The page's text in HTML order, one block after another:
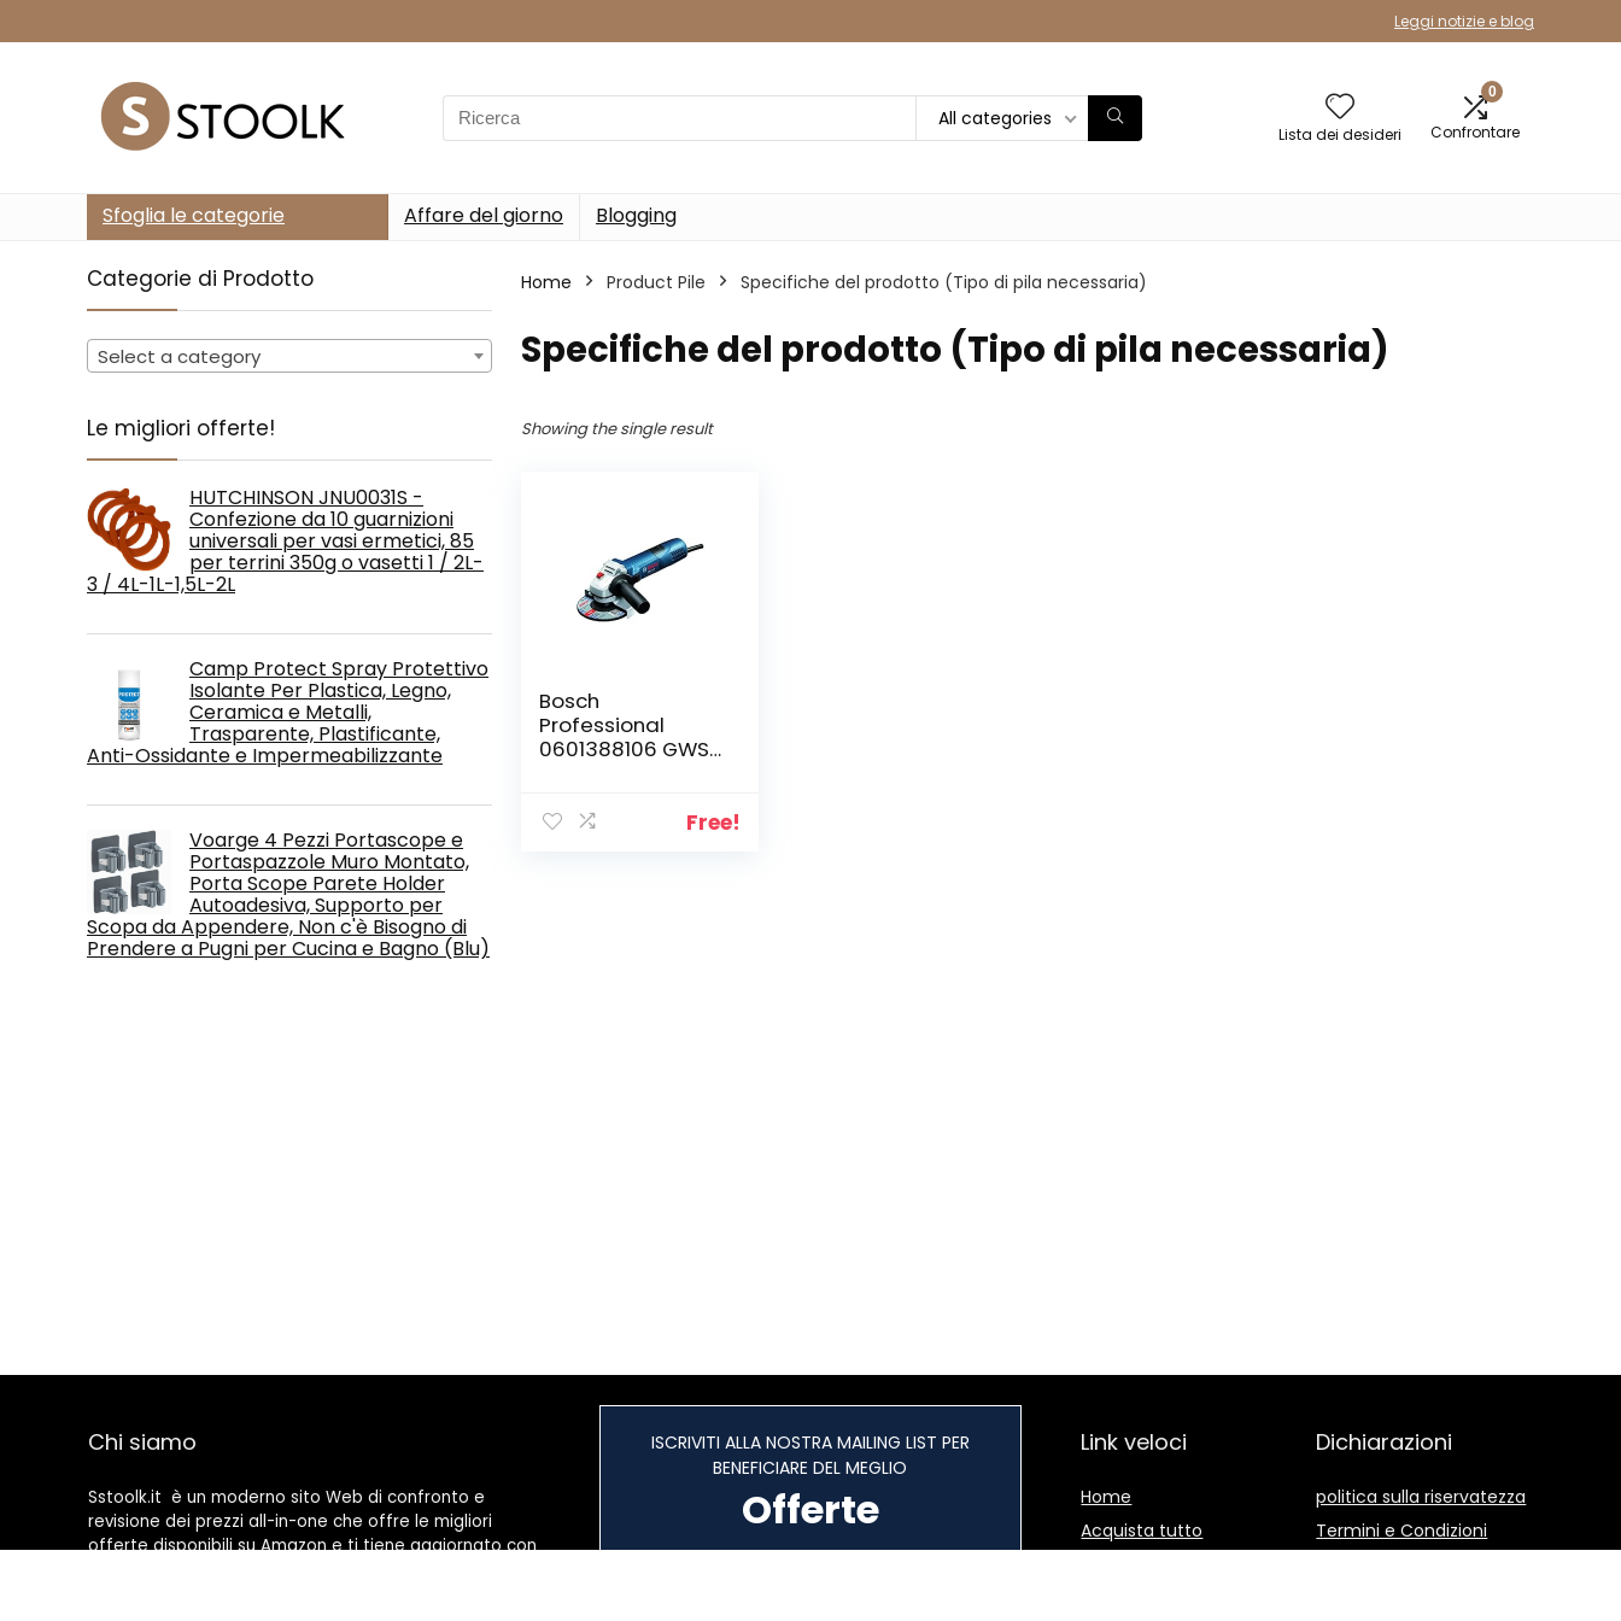
Leggi notizie e blog
Search
for:
All categories
Lista dei desideri
0
Confrontare
Sfoglia le categorie Affare del giorno Blogging
Categorie di Prodotto
Select a category
Le migliori offerte!
HUTCHINSON JNU0031S -
Confezione da 10 guarnizioni
universali per vasi ermetici, 85
per terrini 350g o vasetti 1 / 2L-
3 / 4L-1L-1,5L-2L
Camp Protect Spray Protettivo
Isolante Per Plastica, Legno,
Ceramica e Metalli,
Trasparente, Plastificante,
Anti-Ossidante e Impermeabilizzante
Voarge 4 Pezzi Portascope e
Portaspazzole Muro Montato,
Porta Scope Parete Holder
Autoadesiva, Supporto per
Scopa da Appendere, Non c'è Bisogno di
Prendere a Pugni per Cucina e Bagno (Blu)
Home Product Pile ‎Specifiche del prodotto (Tipo di pila necessaria)
‎Specifiche del prodotto (Tipo di pila necessaria)
Showing the single result
Bosch
Professional
0601388106 GWS
Angolare, 720 W,Free!
Chi siamo
Sstoolk.it è un moderno sito Web di confronto e
revisione dei prezzi all-in-one che offre le migliori
offerte disponibili su Amazon e ti tiene aggiornato con
ISCRIVITI ALLA NOSTRA MAILING LIST PER
BENEFICIARE DEL MEGLIO
Offerte
Link veloci
Home
Acquista tutto
Dichiarazioni
politica sulla riservatezza
Termini e Condizioni